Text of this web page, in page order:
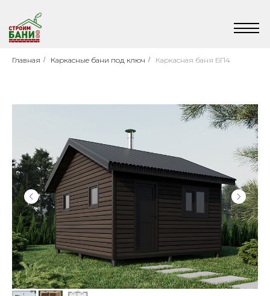
Главная / Каркасные бани под ключ / Каркасная баня БП4